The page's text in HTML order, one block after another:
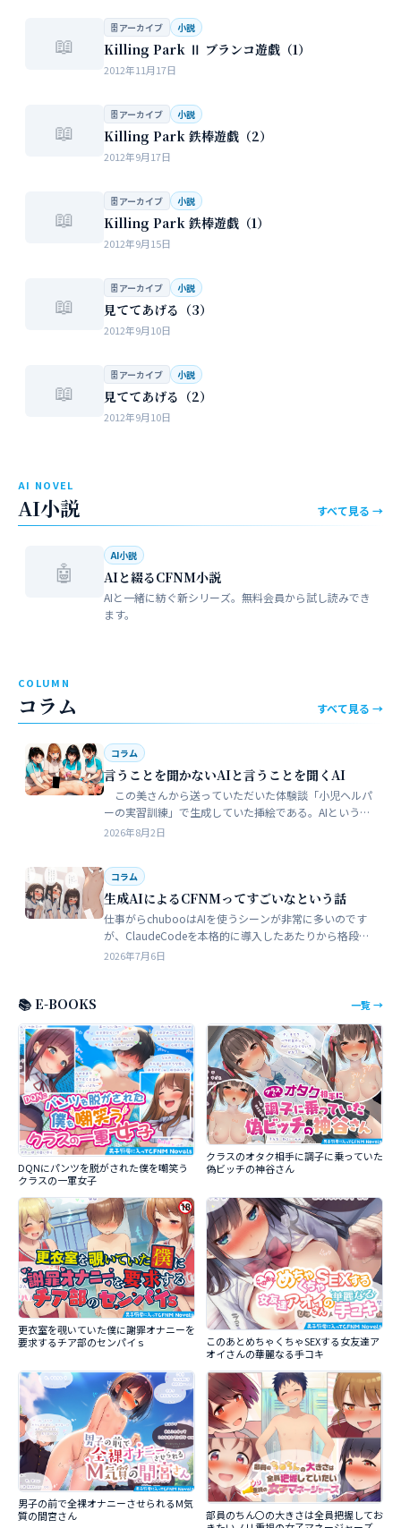
📖
🗄 アーカイブ 小説
Killing Park Ⅱ ブランコ遊戯（1）
2012年11月17日
📖
🗄 アーカイブ 小説
Killing Park 鉄棒遊戯（2）
2012年9月17日
📖
🗄 アーカイブ 小説
Killing Park 鉄棒遊戯（1）
2012年9月15日
📖
🗄 アーカイブ 小説
見ててあげる（3）
2012年9月10日
📖
🗄 アーカイブ 小説
見ててあげる（2）
2012年9月10日
AI NOVEL
AI小説 すべて見る →
🤖
AI小説
AIと綴るCFNM小説
AIと一緒に紡ぐ新シリーズ。無料会員から試し読みでき
ます。
COLUMN
コラム すべて見る →
コラム
言うことを聞かないAIと言うことを聞くAI
この美さんから送っていただいた体験談「小児ヘルパ
ーの実習訓練」で生成していた挿絵である。AIというの
は、どうしても細部が苦手でトークンを積まずにやれる
2026年8月2日
コラム
生成AIによるCFNMってすごいなという話
仕事がらchubooはAIを使うシーンが非常に多いのです
が、ClaudeCodeを本格的に導入したあたりから格段に
やれることが多くなった。昔からときどき思うことがあ
2026年7月6日
📚 E-BOOKS 一覧 →
DQNにパンツを脱がされた僕を嘲笑う
クラスの一軍女子
クラスのオタク相手に調子に乗っていた
偽ビッチの神谷さん
更衣室を覗いていた僕に謝罪オナニーを
要求するチア部のセンパイｓ
このあとめちゃくちゃSEXする女友達ア
オイさんの華麗なる手コキ
男子の前で全裸オナニーさせられるM気
質の間宮さん
部員のちん〇の大きさは全員把握してお